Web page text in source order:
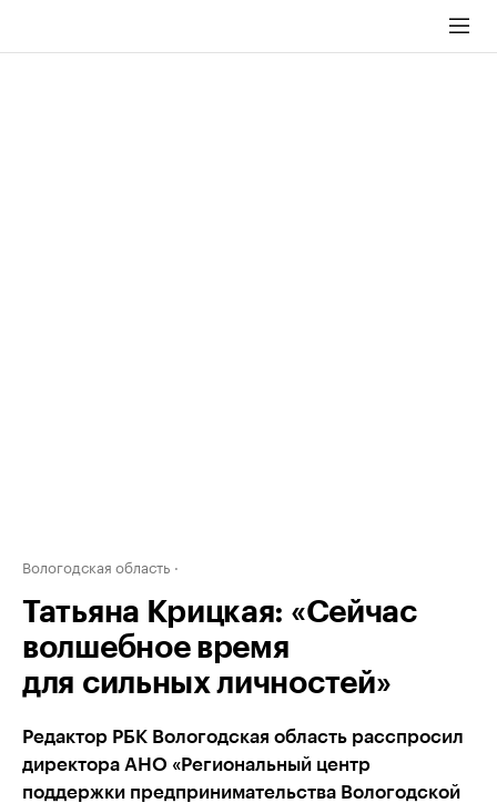
Вологодская область
Татьяна Крицкая: «Сейчас
волшебное время
для сильных личностей»
Редактор РБК Вологодская область расспросил
директора АНО «Региональный центр
поддержки предпринимательства Вологодской